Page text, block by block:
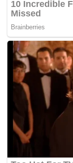
Sementara itu,
Go, Nur Zuain
meneruskan
menghindari
“Jika ibu yang
boleh
penghasilan
menghentikan
dengan susu
Beliau juga
penyusuan untuk